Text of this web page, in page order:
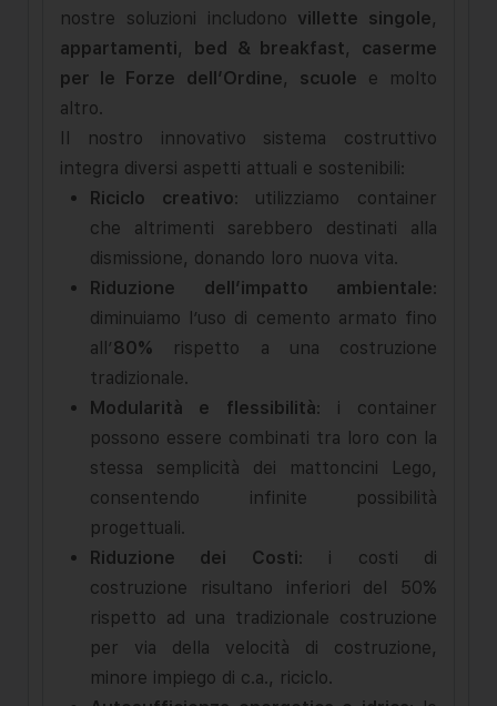
nostre soluzioni includono villette singole,
appartamenti, bed & breakfast, caserme
per le Forze dell’Ordine, scuole e molto
altro.
Il nostro innovativo sistema costruttivo
integra diversi aspetti attuali e sostenibili:
Riciclo creativo: utilizziamo container
che altrimenti sarebbero destinati alla
dismissione, donando loro nuova vita.
Riduzione dell’impatto ambientale:
diminuiamo l’uso di cemento armato fino
all’80% rispetto a una costruzione
tradizionale.
Modularità e flessibilità: i container
possono essere combinati tra loro con la
stessa semplicità dei mattoncini Lego,
consentendo infinite possibilità
progettuali.
Riduzione dei Costi: i costi di
costruzione risultano inferiori del 50%
rispetto ad una tradizionale costruzione
per via della velocità di costruzione,
minore impiego di c.a., riciclo.